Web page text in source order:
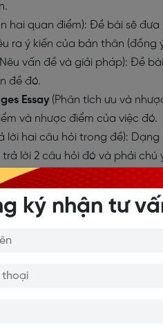
hai quan điểm): Đề bài sẽ
ra ý kiến của bản thân (đồng
vấn đề và giải pháp): Đề
đề đó.
Essay (Phân tích ưu và
và nhược điểm của việc đó.
lời hai câu hỏi trong đề):
trả lời 2 câu hỏi đó và phải
chuẩn xác, mới nhất dành
Writing Task 2
thường xuyên trong IELTS
và chính sách công.
ký nhận tư